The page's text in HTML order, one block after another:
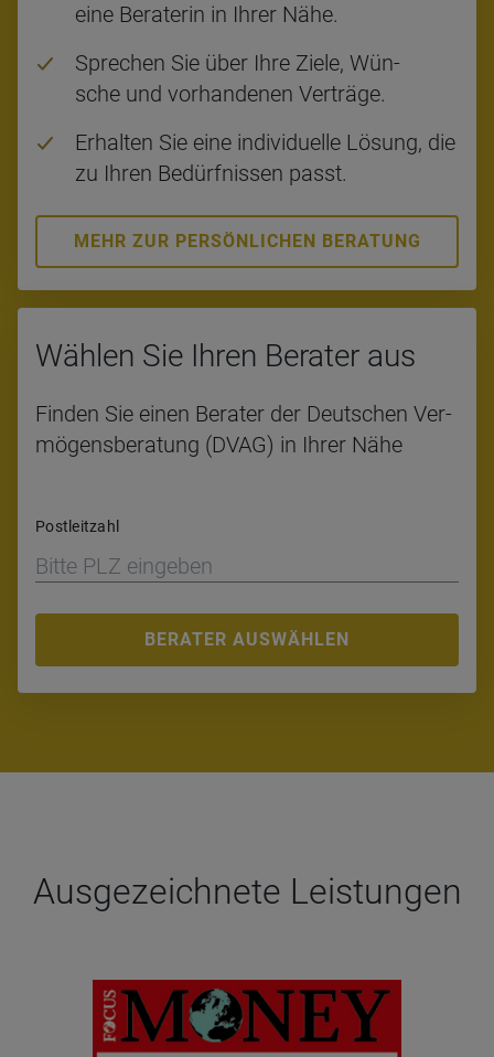
eine Be­ra­te­rin in Ihrer Nähe.
Spre­chen Sie über Ihre Ziele, Wün­
sche und vor­han­de­nen Ver­trä­ge.
Er­hal­ten Sie eine in­di­vi­du­el­le Lö­sung, die
zu Ihren Be­dürf­nis­sen passt.
MEHR ZUR PERSÖNLICHEN BERATUNG
Wäh­len Sie Ihren Bera­ter aus
Fin­den Sie einen Be­ra­ter der Deut­schen Ver­
mö­gens­be­ra­tung (DVAG) in Ihrer Nähe
Postleitzahl
BERATER AUSWÄHLEN
Aus­ge­zeich­nete Leis­tun­gen